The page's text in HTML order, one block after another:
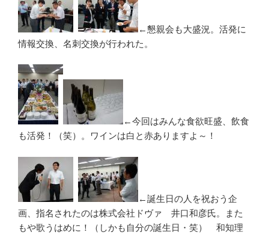
←懇親会も大盛況。活発に
情報交換、名刺交換が行われた。
←今回はみんな食欲旺盛、飲食
も活発！（笑）。ワインは白と赤ありますよ～！
←誕生日の人を祝おう企
画、指名されたのは株式会社ドヴァ 井口和彦氏。また
もや歌うはめに！（しかも自分の誕生日・笑） 和知理